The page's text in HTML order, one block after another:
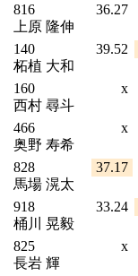
816
上原 隆伸
36.27
140
柘植 大和
39.52
160
西村 尋斗
x
466
奥野 寿希
x
828
馬場 滉太
37.17
918
桶川 晃毅
33.24
825
長岩 輝
x